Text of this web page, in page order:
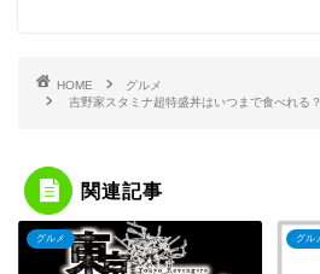
HOME
グルメ
吉野家スタミナ超特盛丼はいつまで食べれる
関連記事
グルメ グル